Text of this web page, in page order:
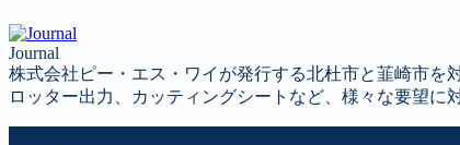
Journal
株式会社ピー・エス・ワイが発行する北杜市と韮崎市
ロッター出力、カッティングシートなど、様々な要望に